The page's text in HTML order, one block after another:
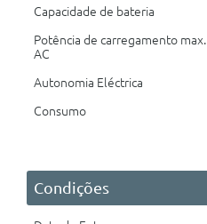
Capacidade de bateria
Potência de carregamento max.
AC
Autonomia Eléctrica
Consumo
Condições